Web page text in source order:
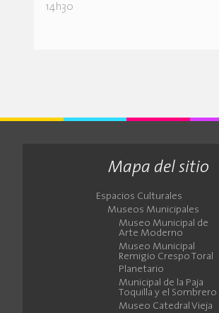
14h30
Mapa del sitio
Espacios Culturales
Museos Municipales
Museo Municipal de
Arte Moderno
Museo Municipal
Remigio Crespo Toral
Planetario
Municipal de la Paja
Toquilla y el Sombrero
Museo Catedral Vieja